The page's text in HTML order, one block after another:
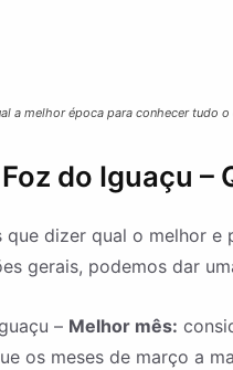
a melhor época para conhecer tudo
do Iguaçu
que dizer qual o melhor
gerais, podemos dar
– Melhor mês:
os meses de março a